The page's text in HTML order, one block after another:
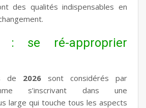
des qualités indispensables en
: se ré-approprier
de 2026 sont considérés par
s’inscrivant dans une
large qui touche tous les aspects